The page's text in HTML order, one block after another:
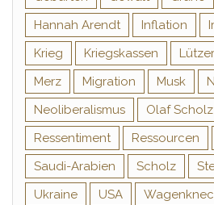
Hannah Arendt
Inflation
Krieg
Kriegskassen
Merz
Migration Musk
Neoliberalismus
Olaf Scholz
Ressentiment
Ressourcen
Saudi-Arabien
Scholz
Ukraine
USA